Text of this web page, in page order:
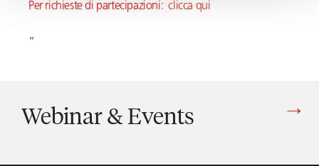
Per richieste di partecipazioni:clicca qui
“
Webinar & EventsVedi tutti gli articoli di Webinar & Events